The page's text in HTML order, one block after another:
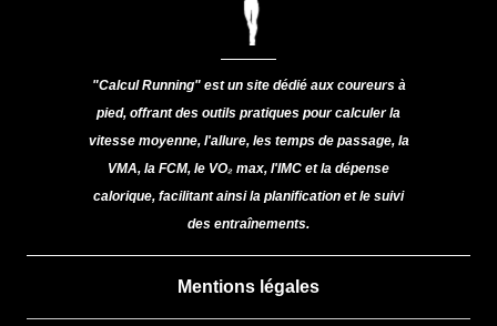
"Calcul Running" est un site dédié aux coureurs à
pied, offrant des outils pratiques pour calculer la
vitesse moyenne, l'allure, les temps de passage, la
VMA, la FCM, le VO₂ max, l'IMC et la dépense
calorique, facilitant ainsi la planification et le suivi
des entraînements.
Mentions légales